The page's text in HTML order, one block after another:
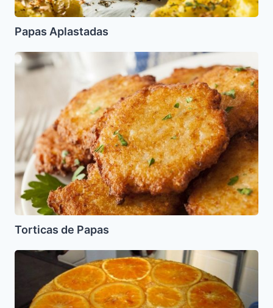
Papas Aplastadas
Torticas
de
Torticas de Papas
Volcado
Invertida